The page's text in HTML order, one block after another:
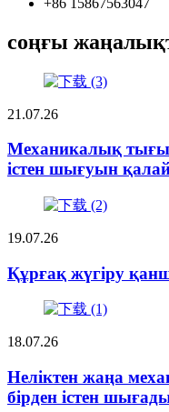
соңғы
21.07.26
Механикалық
істен шығуын
19.07.26
Құрғақ жүгіру
18.07.26
Неліктен жаңа
бірден істен